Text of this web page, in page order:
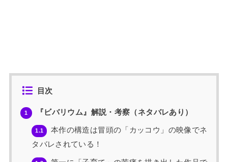
目次
1 『ビバリウム』解説・考察（ネタバレあり）
1.1
本作の構造は冒頭の「カッコウ」の映像でネ
タバレされている！